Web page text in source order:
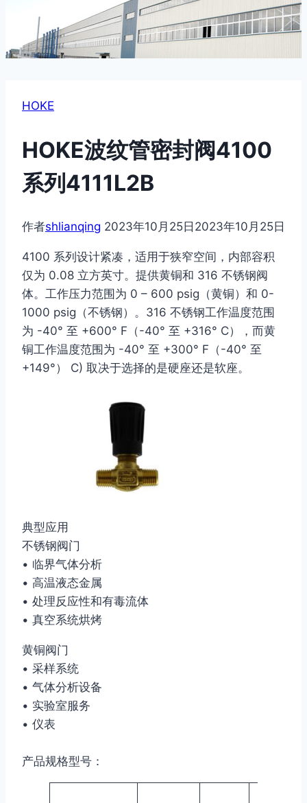
HOKE
HOKE波纹管密封阀4100
系列4111L2B
作者shlianqing 2023年10月25日 2023年10月25日
4100 系列设计紧凑，适用于狭窄空间，内部容积
仅为 0.08 立方英寸。提供黄铜和 316 不锈钢阀
体。工作压力范围为 0 – 600 psig（黄铜）和 0-
1000 psig（不锈钢）。316 不锈钢工作温度范围
为 -40° 至 +600° F（-40° 至 +316° C），而黄
铜工作温度范围为 -40° 至 +300° F（-40° 至
+149°） C) 取决于选择的是硬座还是软座。
典型应用
不锈钢阀门
• 临界气体分析
• 高温液态金属
• 处理反应性和有毒流体
• 真空系统烘烤
黄铜阀门
• 采样系统
• 气体分析设备
• 实验室服务
• 仪表
产品规格型号：